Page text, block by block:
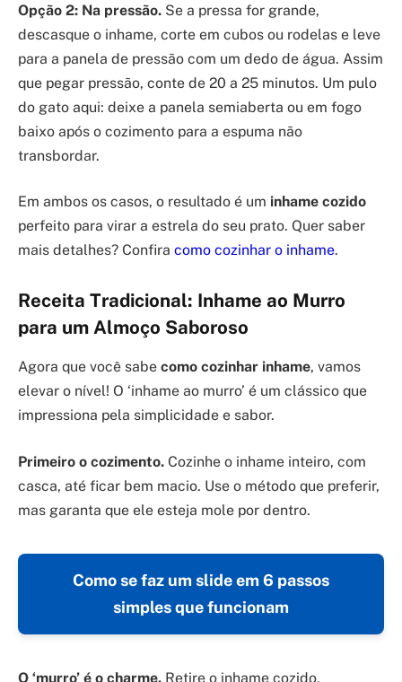
Opção 2: Na pressão. Se a pressa for grande,
descasque o inhame, corte em cubos ou rodelas e leve
para a panela de pressão com um dedo de água. Assim
que pegar pressão, conte de 20 a 25 minutos. Um pulo
do gato aqui: deixe a panela semiaberta ou em fogo
baixo após o cozimento para a espuma não
transbordar.
Em ambos os casos, o resultado é um inhame cozido
perfeito para virar a estrela do seu prato. Quer saber
mais detalhes? Confira como cozinhar o inhame.
Receita Tradicional: Inhame ao Murro
para um Almoço Saboroso
Agora que você sabe como cozinhar inhame, vamos
elevar o nível! O ‘inhame ao murro’ é um clássico que
impressiona pela simplicidade e sabor.
Primeiro o cozimento. Cozinhe o inhame inteiro, com
casca, até ficar bem macio. Use o método que preferir,
mas garanta que ele esteja mole por dentro.
Como se faz um slide em 6 passos
simples que funcionam
O ‘murro’ é o charme. Retire o inhame cozido,